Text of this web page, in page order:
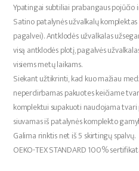
Ypatingai subtiliai prabangaus pojūčio
Satino patalynės užvalkalų
pagalvei). Antklodės užvalkalas
visą antklodės plotį, pagalvės
visiems metų laikams.
Siekant užtikrinti, kad kuo mažiau
neperdirbamas pakuotes keičiame
komplektui supakuoti naudojama
siuvamas iš patalynės komplekto
Galima rinktis net iš 5 skirtingų spalvų.
OEKO-TEX STANDARD 100%